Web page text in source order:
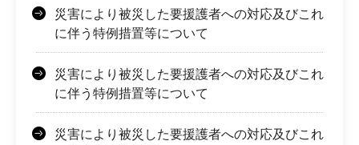
災害により被災した要援護者への対応及びこれ
に伴う特例措置等について
災害により被災した要援護者への対応及びこれ
に伴う特例措置等について
災害により被災した要援護者への対応及びこれ